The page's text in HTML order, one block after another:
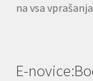
na vsa
E-